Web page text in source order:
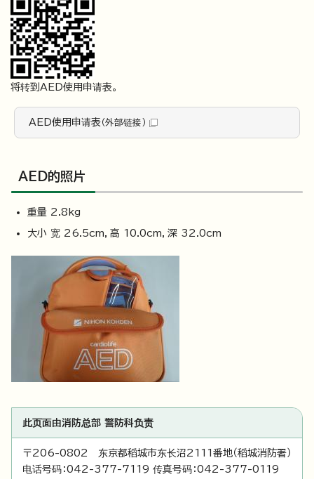
将转到AED使用申请表。
AED使用申请表（外部链接）
AED的照片
重量 2.8kg
大小 宽 26.5cm，高 10.0cm，深 32.0cm
此页面由消防总部 警防科负责
〒206-0802 东京都稻城市东长沼2111番地（稻城消防署）
电话号码：042-377-7119 传真号码：042-377-0119